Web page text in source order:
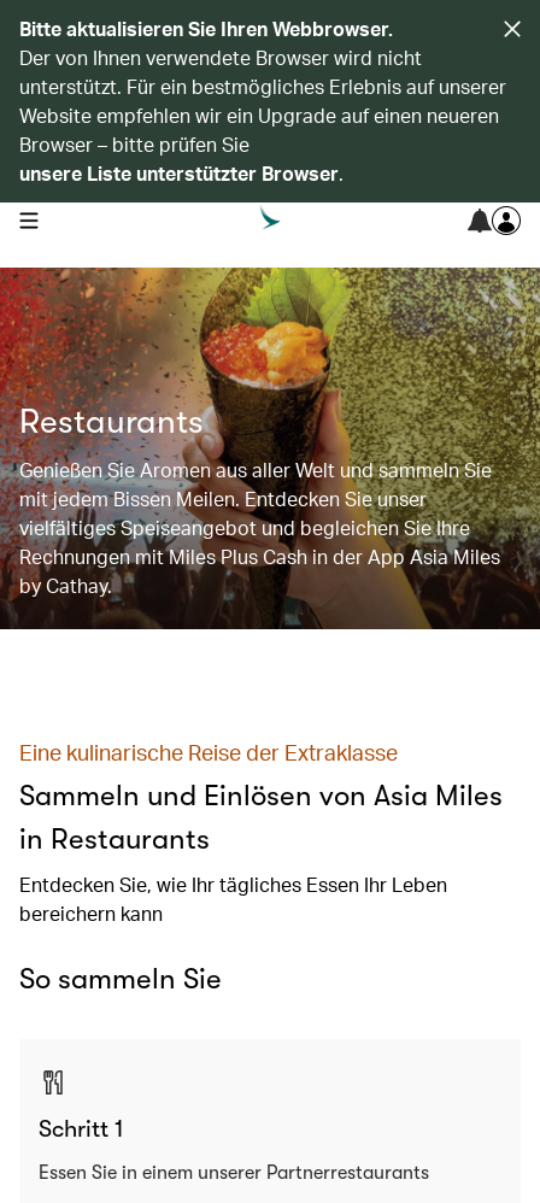
Bitte aktualisieren Sie Ihren Webbrowser.
Der von Ihnen verwendete Browser wird nicht
unterstützt. Für ein bestmögliches Erlebnis auf unserer
Website empfehlen wir ein Upgrade auf einen neueren
Browser – bitte prüfen Sie
unsere Liste unterstützter Browser.
open navigation menu
Restaurants
Genießen Sie Aromen aus aller Welt und sammeln Sie
mit jedem Bissen Meilen. Entdecken Sie unser
vielfältiges Speiseangebot und begleichen Sie Ihre
Rechnungen mit Miles Plus Cash in der App Asia Miles
by Cathay.
Eine kulinarische Reise der Extraklasse
Sammeln und Einlösen von Asia Miles
in Restaurants
Entdecken Sie, wie Ihr tägliches Essen Ihr Leben
bereichern kann
So sammeln Sie
Schritt 1
Essen Sie in einem unserer Partnerrestaurants